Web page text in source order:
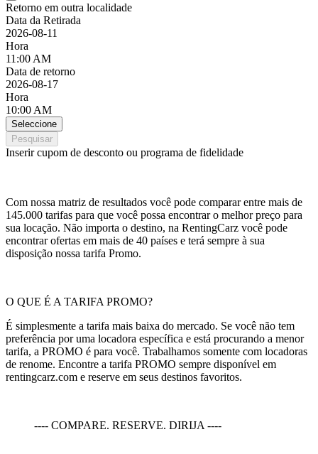
Retorno em outra localidade
Data da Retirada
2026-08-11
Hora
11:00 AM
Data de retorno
2026-08-17
Hora
10:00 AM
Seleccione
Pesquisar
Inserir cupom de desconto ou programa de fidelidade
Com nossa matriz de resultados você pode comparar entre mais de
145.000 tarifas para que você possa encontrar o melhor preço para
sua locação. Não importa o destino, na RentingCarz você pode
encontrar ofertas em mais de 40 países e terá sempre à sua
disposição nossa tarifa Promo.
O QUE É A TARIFA PROMO?
É simplesmente a tarifa mais baixa do mercado. Se você não tem
preferência por uma locadora específica e está procurando a menor
tarifa, a PROMO é para você. Trabalhamos somente com locadoras
de renome. Encontre a tarifa PROMO sempre disponível em
rentingcarz.com e reserve em seus destinos favoritos.
---- COMPARE. RESERVE. DIRIJA ----